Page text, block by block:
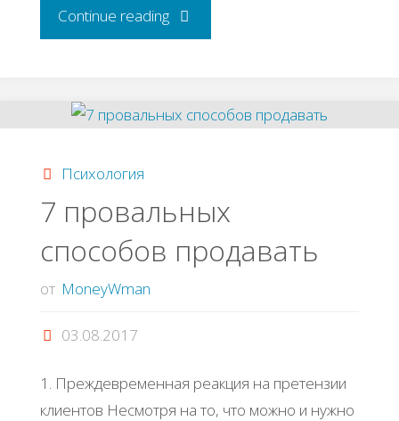
Continue reading"Как
деловой
клиентом"
Психология
7 провальных
способов продавать
от MoneyWman
03.08.2017
1. Преждевременная реакция на претензии
клиентов Несмотря на то, что можно и нужно